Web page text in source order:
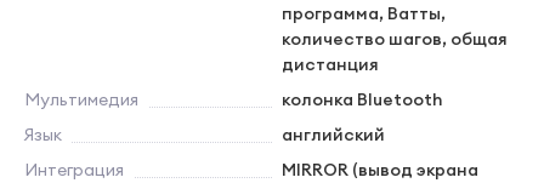
программа, Ватты,
количество шагов, общая
дистанция
Мультимедия
колонка Bluetooth
Язык
английский
Интеграция
MIRROR (вывод экрана